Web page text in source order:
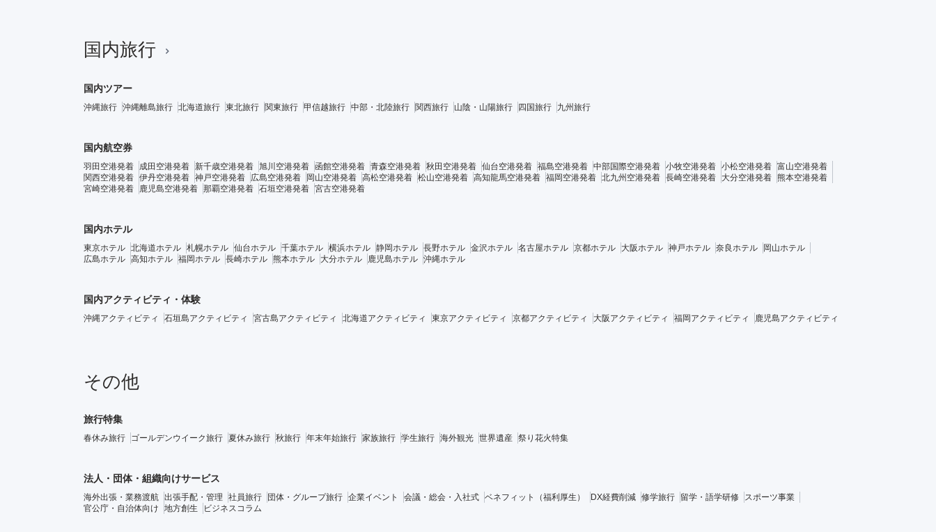
国内旅行
国内ツアー
沖縄旅行 沖縄離島旅行 北海道旅行 東北旅行 関東旅行 甲信越旅行 中部・北陸旅行 関西旅行 山陰・山陽旅行 四国旅行 九州旅行
国内航空券
羽田空港発着 成田空港発着 新千歳空港発着 旭川空港発着 函館空港発着 青森空港発着 秋田空港発着 仙台空港発着 福島空港発着 中部国際空港発着 小牧空港発着 小松空港発着 富山空港発着
関西空港発着 伊丹空港発着 神戸空港発着 広島空港発着 岡山空港発着 高松空港発着 松山空港発着 高知龍馬空港発着 福岡空港発着 北九州空港発着 長崎空港発着 大分空港発着 熊本空港発着
宮崎空港発着
鹿児島空港発着 那覇空港発着 石垣空港発着 宮古空港発着
国内ホテル
東京ホテル 北海道ホテル 札幌ホテル 仙台ホテル 千葉ホテル 横浜ホテル 静岡ホテル 長野ホテル 金沢ホテル 名古屋ホテル 京都ホテル 大阪ホテル 神戸ホテル 奈良ホテル
岡山ホテル
広島ホテル 高知ホテル 福岡ホテル 長崎ホテル 熊本ホテル 大分ホテル 鹿児島ホテル 沖縄ホテル
国内アクティビティ・体験
沖縄アクティビティ 石垣島アクティビティ 宮古島アクティビティ 北海道アクティビティ 東京アクティビティ 京都アクティビティ 大阪アクティビティ 福岡アクティビティ 鹿児島アクティビティ
その他
旅行特集
春休み旅行 ゴールデンウイーク旅行 夏休み旅行 秋旅行 年末年始旅行 家族旅行 学生旅行 海外観光 世界遺産 祭り花火特集
法人・団体・組織向けサービス
海外出張・業務渡航 出張手配・管理 社員旅行 団体・グループ旅行 企業イベント 会議・総会・入社式 ベネフィット（福利厚生） DX経費削減 修学旅行 留学・語学研修
スポーツ事業
官公庁・自治体向け
地方創生 ビジネスコラム